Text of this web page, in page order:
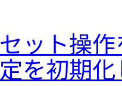
ット操
を初期